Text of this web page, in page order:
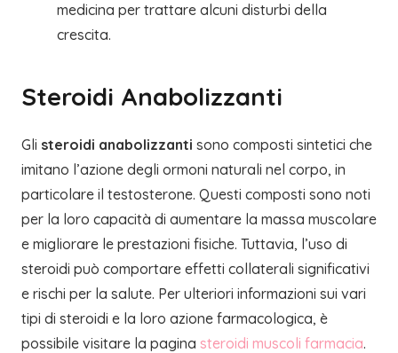
medicina per trattare alcuni disturbi della
crescita.
Steroidi Anabolizzanti
Gli steroidi anabolizzanti sono composti sintetici che
imitano l’azione degli ormoni naturali nel corpo, in
particolare il testosterone. Questi composti sono noti
per la loro capacità di aumentare la massa muscolare
e migliorare le prestazioni fisiche. Tuttavia, l’uso di
steroidi può comportare effetti collaterali significativi
e rischi per la salute. Per ulteriori informazioni sui vari
tipi di steroidi e la loro azione farmacologica, è
possibile visitare la pagina steroidi muscoli farmacia.